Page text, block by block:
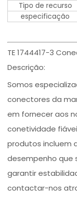
Tipo de recurso
especificação
TE 1744417-3
Descrição:
Somos
conectores da
em fornecer aos
conetividade
produtos incluem
desempenho que
garantir
contactar-nos